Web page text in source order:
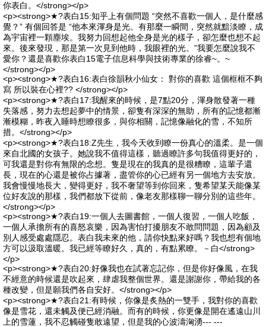
你表白。</strong></p>
<p><strong>★?表白15:知乎上有個問題 “突然不喜歡一個人，是什麼感
覺？” 有個回答是 “他本來渾身是光。有那麼一瞬間，突然就黯淡瞭，成
為宇宙裡一顆塵埃。我努力回想起他全身是光的樣子，卻怎麼也想不起
來。後來發現，那是第一次見到他時，我眼裡的光。”我要怎麼說我不
愛你？還是喜歡你表白15電子信息科學與技術專業的徐睿~。~
</strong></p>
<p><strong>★?表白16:表白徐韻秋小仙女： 對你的喜歡 這個框框不夠
寫 所以裝在心裡?? </strong></p>
<p><strong>★?表白17:我醒來的時候，是7點20分，渾身散發著一種
失落感，努力去想起夢中的情景，卻隻有深深的無助，所有的記憶都漸
漸模糊，昨夜入睡時想瞭很多，與你相關，記憶像融化的雪，不知所
措。</strong></p>
<p><strong>★?表白18:Z先生，我今天收到瞭一份真心的溫柔。是一個
來自北國的女孩子。她說我不值得這樣，聽過瞭許多句我值得更好的，
可我還是對你有無限的念想。隻是現在的我真的是很糟瞭，這輩子還
長，現在的心還是被你占據著，盡管你的心已經有另一個地方去安放。
我會慢慢地長大，變得更好，我不奢望等到你回來，隻希望某天能像某
位好友說的那樣，我們都放下從前，像老友那樣聊一聊分別的這些年。
</strong></p>
<p><strong>★?表白19:一個人去圖書館，一個人復習，一個人吃飯，
一個人承擔所有的喜怒哀樂，因為害怕打擾朋友不敢問問題，因為顧及
別人感受處處隱忍。表白我未來的他，請你快點來好嗎？我也想有個地
方可以汲取溫暖。我已經等瞭好久，真的，有點累瞭。－白</strong>
</p>
<p><strong>★?表白20:好像我也在試著忘記你，但是你好像風，在我
不經意的時候還是吹起來，肆虐我整個世界。還是謝謝你，帶給我的各
種改變，但是願我們各自安好。</strong></p>
<p><strong>★?表白21:有時候，你像是炙熱的一雙手，我對你的喜歡
像是雪花，還未觸及便已經消融。而有的時候，你更像是開在遙遠山川
上的雪蓮，我不忍觸碰隻敢遠望，但是我的心波濤洶湧--- ---